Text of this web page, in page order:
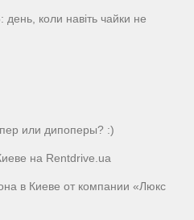
коли навіть чайки не
или дипоперы? :)
на Rentdrive.ua
в Киеве от компании «Люкс